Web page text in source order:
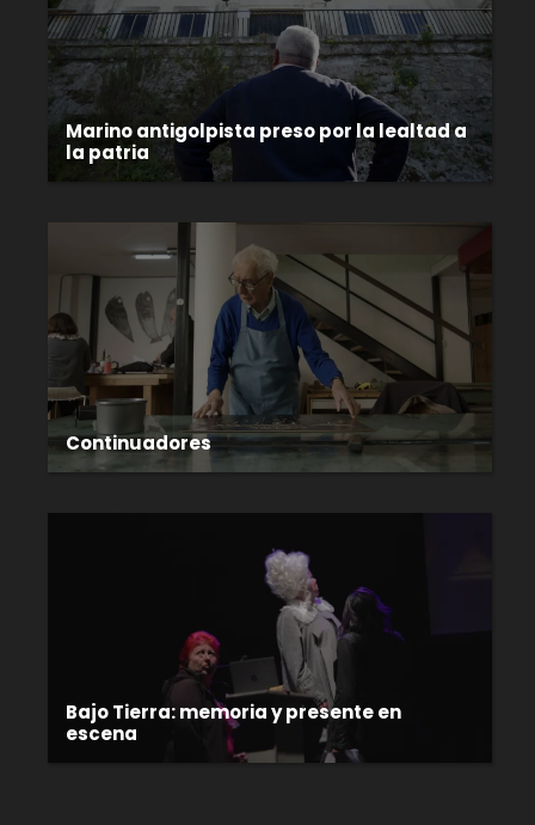
Marino antigolpista preso por la lealtad a
la patria
Continuadores
Bajo Tierra: memoria y presente en
escena